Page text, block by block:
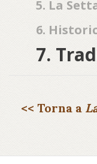
<< Torna a